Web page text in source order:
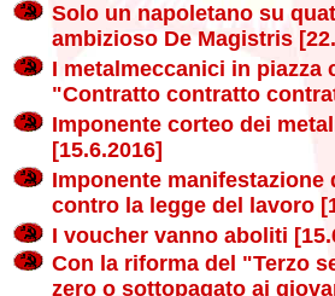
Solo un napoletano su
ambizioso De Magistris
I metalmeccanici in piazza
"Contratto contratto
Imponente corteo dei
[15.6.2016]
Imponente
contro la legge del lavoro
I voucher vanno aboliti
Con la riforma del "Terzo
zero o sottopagato ai